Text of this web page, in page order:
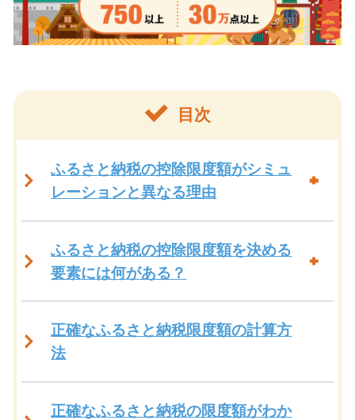
目次
ふるさと納税の控除限度額がシミュ
レーションと異なる理由
ふるさと納税の控除限度額を決める
要素には何がある？
正確なふるさと納税限度額の計算方
法
正確なふるさと納税の限度額がわか